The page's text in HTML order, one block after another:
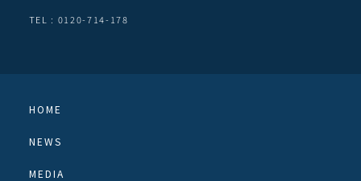
TEL : 0120-714-178
HOME
NEWS
MEDIA